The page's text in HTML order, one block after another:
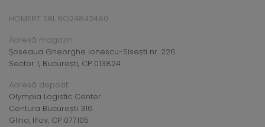
HOMEFIT SRL RO24842480
Adresă magazin:
Șoseaua Gheorghe Ionescu-Sisești nr. 226
Sector 1, București, CP 013824
Adresă depozit:
Olympia Logistic Center
Centura București 316
Glina, Ilfov, CP 077105